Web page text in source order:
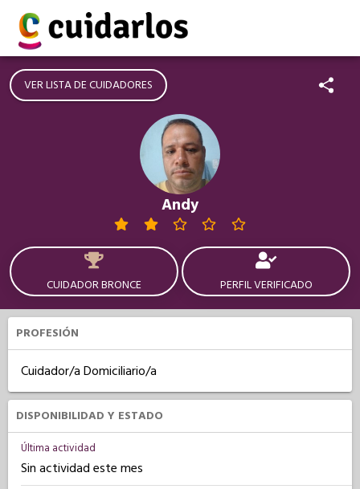
VER LISTA DE CUIDADORES
Andy
CUIDADOR BRONCE PERFIL VERIFICADO
PROFESIÓN
Cuidador/a Domiciliario/a
DISPONIBILIDAD Y ESTADO
Última actividad
Sin actividad este mes